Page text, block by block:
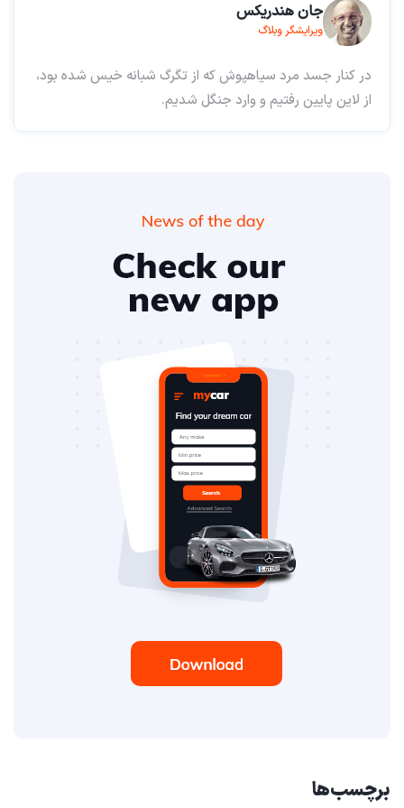
جان هندریکس
ویرایشگر وبلاگ
در کنار جسد مرد سیاهپوش که از تگرگ شبانه خیس شده بود،
از لاین پایین رفتیم و وارد جنگل شدیم.
برچسب‌ها